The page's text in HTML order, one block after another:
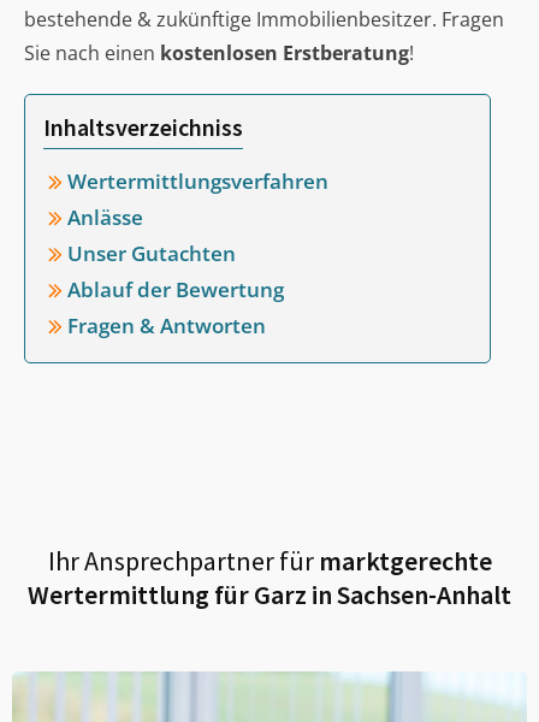
bestehende & zukünftige Immobilienbesitzer. Fragen
Sie nach einen kostenlosen Erstberatung!
Inhaltsverzeichniss
Wertermittlungsverfahren
Anlässe
Unser Gutachten
Ablauf der Bewertung
Fragen & Antworten
Ihr Ansprechpartner fürmarktgerechte
Wertermittlung fürGarz in Sachsen-Anhalt